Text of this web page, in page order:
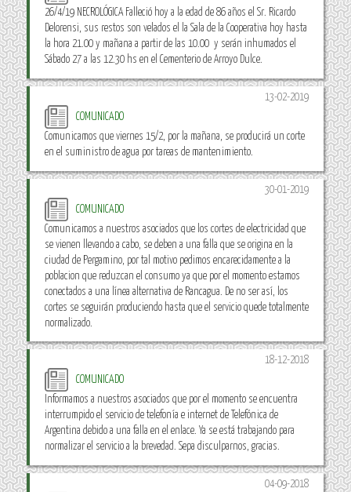
26/4/19 NECROLÓGICA Falleció hoy a la edad de 86 años el Sr. Ricardo
Delorensi, sus restos son velados el la Sala de la Cooperativa hoy hasta
la hora 21.00 y mañana a partir de las 10.00 y serán inhumados el
Sábado 27 a las 12.30 hs en el Cementerio de Arroyo Dulce.
13-02-2019
COMUNICADO
Comunicamos que viernes 15/2, por la mañana, se producirá un corte
en el suministro de agua por tareas de mantenimiento.
30-01-2019
COMUNICADO
Comunicamos a nuestros asociados que los cortes de electricidad que
se vienen llevando a cabo, se deben a una falla que se origina en la
ciudad de Pergamino, por tal motivo pedimos encarecidamente a la
poblacion que reduzcan el consumo ya que por el momento estamos
conectados a una línea alternativa de Rancagua. De no ser así, los
cortes se seguirán produciendo hasta que el servicio quede totalmente
normalizado.
18-12-2018
COMUNICADO
Informamos a nuestros asociados que por el momento se encuentra
interrumpido el servicio de telefonía e internet de Telefónica de
Argentina debido a una falla en el enlace. Ya se está trabajando para
normalizar el servicio a la brevedad. Sepa disculparnos, gracias.
04-09-2018